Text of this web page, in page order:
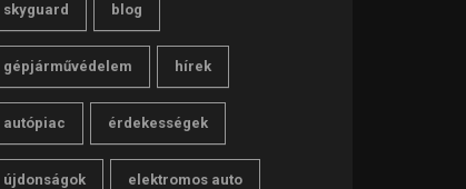
skyguard blog
gépjárművédelem hírek
autópiac érdekességek
újdonságok elektromos auto